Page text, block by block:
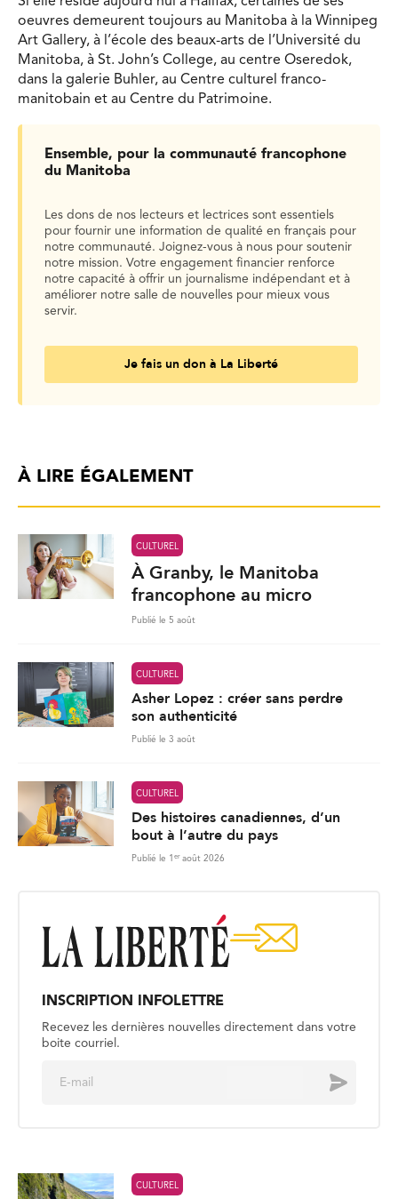
oeuvres demeurent toujours au Manitoba à la Winnipeg
Art Gallery, à l’école des beaux-arts de l’Université du
Manitoba, à St. John’s College, au centre Oseredok,
dans la galerie Buhler, au Centre culturel franco-
manitobain et au Centre du Patrimoine.
Ensemble, pour la communauté francophone
du Manitoba
Les dons de nos lecteurs et lectrices sont essentiels
pour fournir une information de qualité en français pour
notre communauté. Joignez-vous à nous pour soutenir
notre mission. Votre engagement financier renforce
notre capacité à offrir un journalisme indépendant et à
améliorer notre salle de nouvelles pour mieux vous
servir.
Je fais un don à La Liberté
À LIRE ÉGALEMENT
CULTUREL
À Granby, le Manitoba
francophone au micro
Publié le 5 août
CULTUREL
Asher Lopez : créer sans perdre
son authenticité
Publié le 3 août
CULTUREL
Des histoires canadiennes, d’un
bout à l’autre du pays
Publié le 1 er août 2026
INSCRIPTION INFOLETTRE
Recevez les dernières nouvelles directement dans votre
boite courriel.
Envoyer
CULTUREL